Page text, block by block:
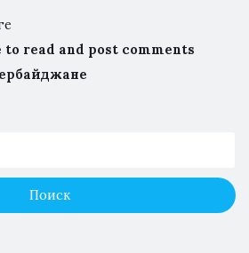
to read and post comments